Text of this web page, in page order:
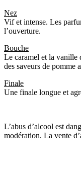
Nez
Vif et intense. Les
l’ouverture.
Bouche
Le caramel et la vanille
des saveurs de pomme
Finale
Une finale longue et
L’abus d’alcool est
modération. La vente